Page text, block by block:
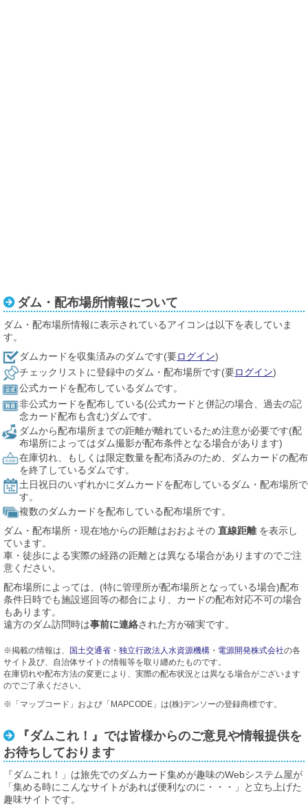
ダム・配布場所情報について
ダム・配布場所情報に表示されているアイコンは以下を表していま
す。
ダムカードを収集済みのダムです(要ログイン)
チェックリストに登録中のダム・配布場所です(要ログイン)
公式カードを配布しているダムです。
非公式カードを配布している(公式カードと併記の場合、過去の記
念カード配布も含む)ダムです。
ダムから配布場所までの距離が離れているため注意が必要です(配
布場所によってはダム撮影が配布条件となる場合があります)
在庫切れ、もしくは限定数量を配布済みのため、ダムカードの配布
を終了しているダムです。
土日祝日のいずれかにダムカードを配布しているダム・配布場所で
す。
複数のダムカードを配布している配布場所です。
ダム・配布場所・現在地からの距離はおおよその 直線距離を表示し
ています。
車・徒歩による実際の経路の距離とは異なる場合がありますのでご注
意ください。
配布場所によっては、(特に管理所が配布場所となっている場合)配布
条件日時でも施設巡回等の都合により、カードの配布対応不可の場合
もあります。
遠方のダム訪問時は事前に連絡された方が確実です。
※掲載の情報は、 国土交通省 ・ 独立行政法人水資源機構 ・ 電源開発株式会社の各
サイト及び、自治体サイトの情報等を取り纏めたものです。
在庫切れや配布方法の変更により、実際の配布状況とは異なる場合がございます
のでご了承ください。
※「マップコード」および「MAPCODE」は(株)デンソーの登録商標です。
『ダムこれ！』では皆様からのご意見や情報提供を
お待ちしております
『ダムこれ！」は旅先でのダムカード集めが趣味のWebシステム屋が
「集める時にこんなサイトがあれば便利なのに・・・」と立ち上げた
趣味サイトです。